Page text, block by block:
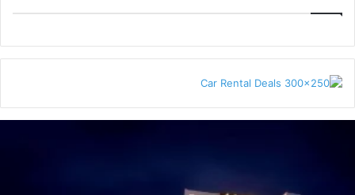
لاسلكي على مدار الساعة.
غرفة نوم بسرير كبير جداً يتسع لشخصين مع سرير مريح جداً
على شكل أريكة، بالإضافة إلى غرفة معيشة وحمام خاص
هذا الجناح إلى ٢٤ متر مربع.